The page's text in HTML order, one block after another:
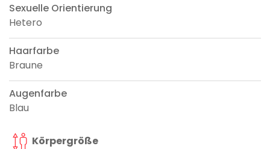
Sexuelle Orientierung
Hetero
Haarfarbe
Braune
Augenfarbe
Blau
Körpergröße